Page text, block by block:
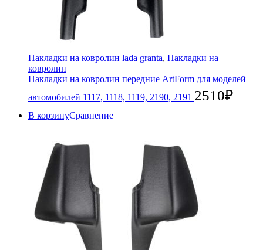
Накладки на ковролин lada granta, Накладки на
ковролин
Накладки на ковролин передние ArtForm для моделей
автомобилей 1117, 1118, 1119, 2190, 2191 2510₽
В корзинуСравнение